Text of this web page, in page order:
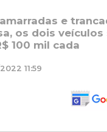
e
os dois veículos
100 mil cada
11:59